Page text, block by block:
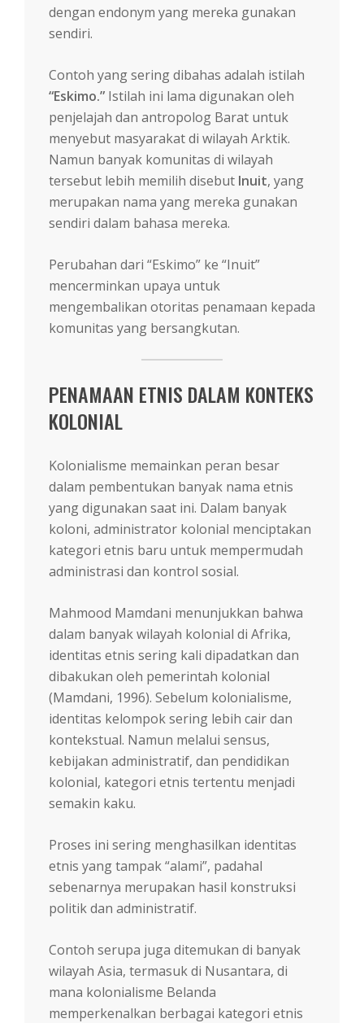
dengan endonym yang mereka gunakan
sendiri.
Contoh yang sering dibahas adalah istilah
“Eskimo.” Istilah ini lama digunakan oleh
penjelajah dan antropolog Barat untuk
menyebut masyarakat di wilayah Arktik.
Namun banyak komunitas di wilayah
tersebut lebih memilih disebut Inuit, yang
merupakan nama yang mereka gunakan
sendiri dalam bahasa mereka.
Perubahan dari “Eskimo” ke “Inuit”
mencerminkan upaya untuk
mengembalikan otoritas penamaan kepada
komunitas yang bersangkutan.
PENAMAAN ETNIS DALAM KONTEKS
KOLONIAL
Kolonialisme memainkan peran besar
dalam pembentukan banyak nama etnis
yang digunakan saat ini. Dalam banyak
koloni, administrator kolonial menciptakan
kategori etnis baru untuk mempermudah
administrasi dan kontrol sosial.
Mahmood Mamdani menunjukkan bahwa
dalam banyak wilayah kolonial di Afrika,
identitas etnis sering kali dipadatkan dan
dibakukan oleh pemerintah kolonial
(Mamdani, 1996). Sebelum kolonialisme,
identitas kelompok sering lebih cair dan
kontekstual. Namun melalui sensus,
kebijakan administratif, dan pendidikan
kolonial, kategori etnis tertentu menjadi
semakin kaku.
Proses ini sering menghasilkan identitas
etnis yang tampak “alami”, padahal
sebenarnya merupakan hasil konstruksi
politik dan administratif.
Contoh serupa juga ditemukan di banyak
wilayah Asia, termasuk di Nusantara, di
mana kolonialisme Belanda
memperkenalkan berbagai kategori etnis